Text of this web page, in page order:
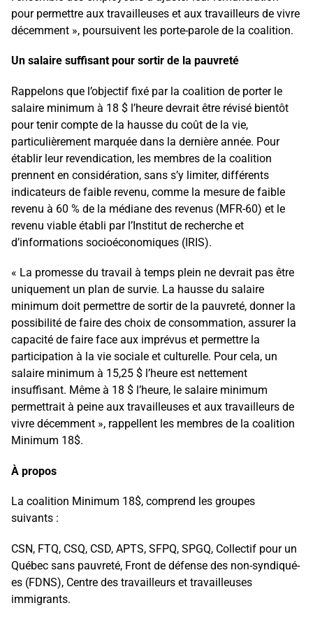
pour permettre aux travailleuses et aux travailleurs de vivre
décemment », poursuivent les porte-parole de la coalition.
Un salaire suffisant pour sortir de la pauvreté
Rappelons que l’objectif fixé par la coalition de porter le
salaire minimum à 18 $ l’heure devrait être révisé bientôt
pour tenir compte de la hausse du coût de la vie,
particulièrement marquée dans la dernière année. Pour
établir leur revendication, les membres de la coalition
prennent en considération, sans s’y limiter, différents
indicateurs de faible revenu, comme la mesure de faible
revenu à 60 % de la médiane des revenus (MFR-60) et le
revenu viable établi par l’Institut de recherche et
d’informations socioéconomiques (IRIS).
« La promesse du travail à temps plein ne devrait pas être
uniquement un plan de survie. La hausse du salaire
minimum doit permettre de sortir de la pauvreté, donner la
possibilité de faire des choix de consommation, assurer la
capacité de faire face aux imprévus et permettre la
participation à la vie sociale et culturelle. Pour cela, un
salaire minimum à 15,25 $ l’heure est nettement
insuffisant. Même à 18 $ l’heure, le salaire minimum
permettrait à peine aux travailleuses et aux travailleurs de
vivre décemment », rappellent les membres de la coalition
Minimum 18$.
À propos
La coalition Minimum 18$, comprend les groupes
suivants :
CSN, FTQ, CSQ, CSD, APTS, SFPQ, SPGQ, Collectif pour un
Québec sans pauvreté, Front de défense des non-syndiqué-
es (FDNS), Centre des travailleurs et travailleuses
immigrants.